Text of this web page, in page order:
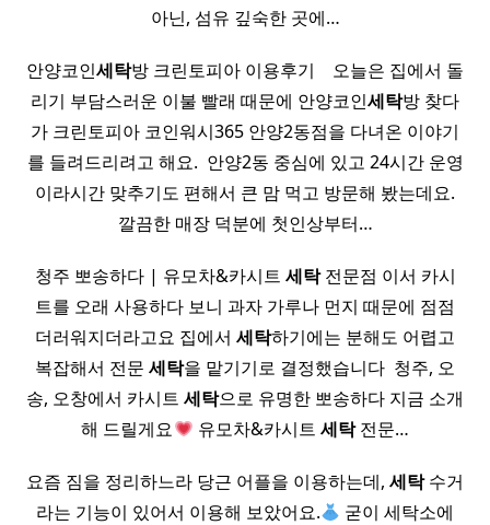
아닌, 섬유 깊숙한 곳에…
안양코인세탁방 크린토피아 이용후기 ​ ​ ​ 오늘은 집에서 돌
리기 부담스러운 이불 빨래 때문에 안양코인세탁방 찾다
가 크린토피아 코인워시365 안양2동점을 다녀온 이야기
를 들려드리려고 해요. ​ 안양2동 중심에 있고 24시간 운영
이라시간 맞추기도 편해서 큰 맘 먹고 방문해 봤는데요.
깔끔한 매장 덕분에 첫인상부터…
청주 뽀송하다 | 유모차&카시트 세탁전문점 이서 카시
트를 오래 사용하다 보니 과자 가루나 먼지 때문에 점점
더러워지더라고요 집에서 세탁하기에는 분해도 어렵고
복잡해서 전문 세탁을 맡기기로 결정했습니다 ​ 청주, 오
송, 오창에서 카시트 세탁으로 유명한 뽀송하다 지금 소개
해 드릴게요
유모차&카시트 세탁전문…
요즘 짐을 정리하느라 당근 어플을 이용하는데, 세탁수거
라는 기능이 있어서 이용해 보았어요.
굳이 세탁소에